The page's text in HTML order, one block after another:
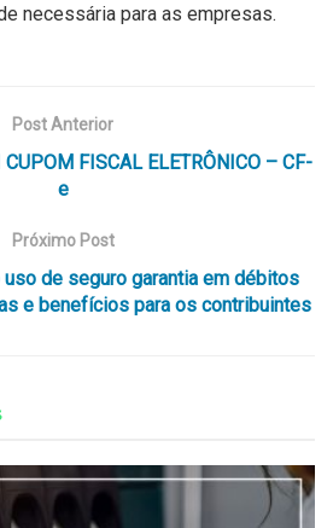
necessária para as empresas.
Post Anterior
FISCAL ELETRÔNICO – CF-
e
Próximo Post
uso de seguro garantia em débitos
e benefícios para os contribuintes